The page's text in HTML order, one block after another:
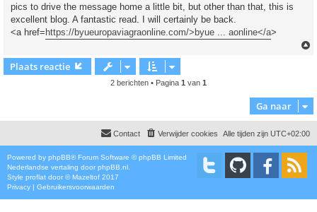
t
pics to drive the message home a little bit, but other than that, this is
excellent blog. A fantastic read. I will certainly be back.
<a href=https://byueuropaviagraonline.com/>byue ... aonline</a>
Plaats reactie
2 berichten • Pagina 1 van 1
Ga naar
Alle tijden zijn UTC+02:00
Verwijder cookies
Contact
Powered by phpBB® Forum Software © phpBB Limited
Nederlandse vertaling door phpBB.nl
Style proflat door ©Mazeltof 2017
Privacy | Gebruikersvoorwaarden